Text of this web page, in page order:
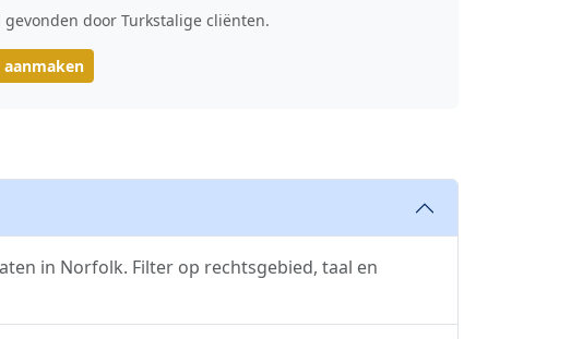
door Turkstalige cliënten.
in Norfolk. Filter op rechtsgebied, taal en